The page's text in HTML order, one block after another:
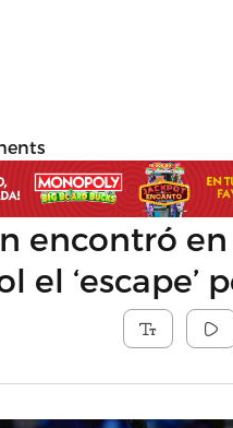
encontró en
el ‘escape’